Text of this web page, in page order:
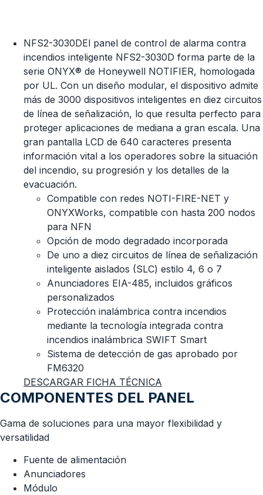
NFS2-3030DEl panel de control de alarma contra
incendios inteligente NFS2-3030D forma parte de la
serie ONYX® de Honeywell NOTIFIER, homologada
por UL. Con un diseño modular, el dispositivo admite
más de 3000 dispositivos inteligentes en diez circuitos
de línea de señalización, lo que resulta perfecto para
proteger aplicaciones de mediana a gran escala. Una
gran pantalla LCD de 640 caracteres presenta
información vital a los operadores sobre la situación
del incendio, su progresión y los detalles de la
evacuación.
Compatible con redes NOTI-FIRE-NET y
ONYXWorks, compatible con hasta 200 nodos
para NFN
Opción de modo degradado incorporada
De uno a diez circuitos de línea de señalización
inteligente aislados (SLC) estilo 4, 6 o 7
Anunciadores EIA-485, incluidos gráficos
personalizados
Protección inalámbrica contra incendios
mediante la tecnología integrada contra
incendios inalámbrica SWIFT Smart
Sistema de detección de gas aprobado por
FM6320
DESCARGAR FICHA TÉCNICA
COMPONENTES DEL PANEL
Gama de soluciones para una mayor flexibilidad y
versatilidad
Fuente de alimentación
Anunciadores
Módulo